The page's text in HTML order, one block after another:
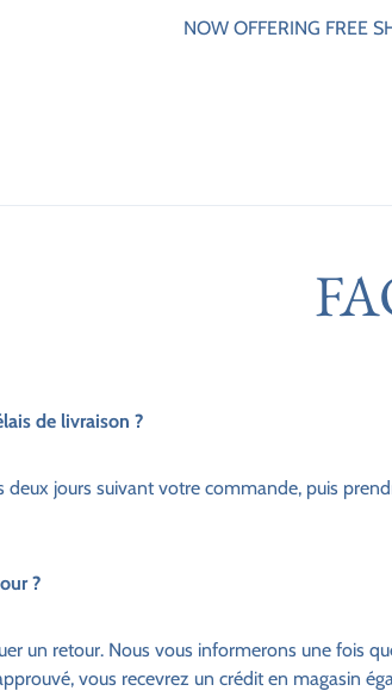
NOW OFFERING FREE
de livraison ?
jours suivant votre commande, puis
?
un retour. Nous vous informerons une fois
vous recevrez un crédit en magasin